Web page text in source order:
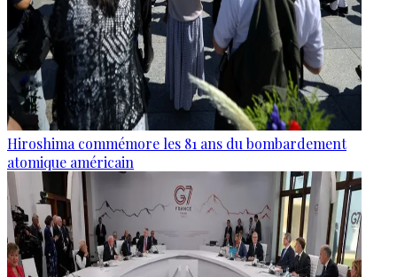
Hiroshima commémore les 81 ans du bombardement
atomique américain